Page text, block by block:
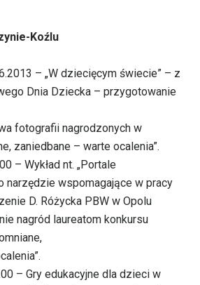
Koźlu
– „W dziecięcym świecie” – z
Dnia Dziecka – przygotowanie
fotografii nagrodzonych w
zaniedbane – warte ocalenia”.
– Wykład nt. „Portale
narzędzie wspomagające w pracy
D. Różycka PBW w Opolu
nagród laureatom konkursu
– Gry edukacyjne dla dzieci w